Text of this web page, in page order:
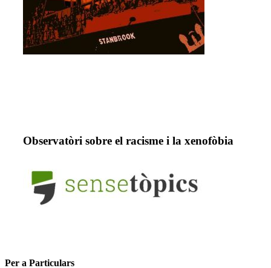
Observatòri sobre el racisme i la xenofòbia
Per a Particulars